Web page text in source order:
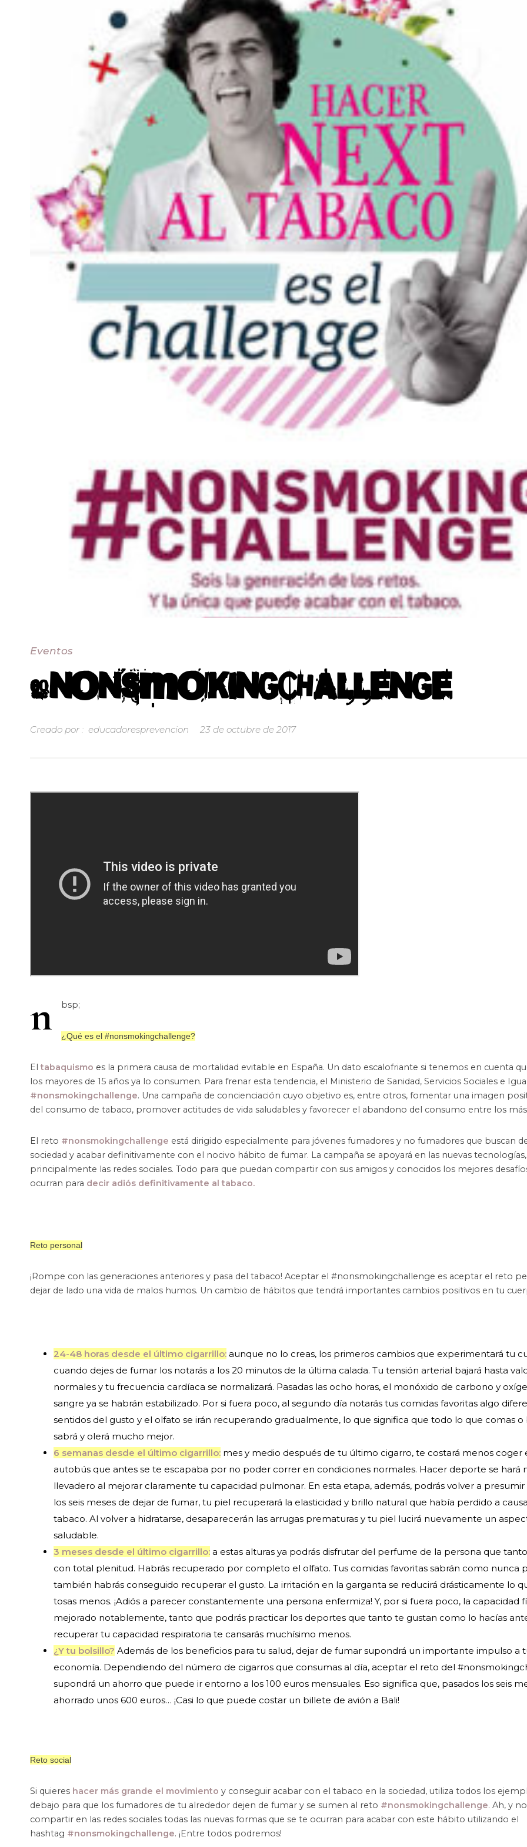
Eventos
#NONSMOKINGCHALLENGE
Creado por : educadoresprevencion 23 de octubre de 2017
n bsp;
¿Qué es el #nonsmokingchallenge?
Eltabaquismo es la primera causa de mortalidad evitable en España. Un dato escalofriante si tenemos en cuenta
los mayores de 15 años ya lo consumen. Para frenar esta tendencia, el Ministerio de Sanidad, Servicios Sociales e
#nonsmokingchallenge. Una campaña de concienciación cuyo objetivo es, entre otros, fomentar una imagen
del consumo de tabaco, promover actitudes de vida saludables y favorecer el abandono del consumo entre los
El reto #nonsmokingchallenge está dirigido especialmente para jóvenes fumadores y no fumadores que buscan
sociedad y acabar definitivamente con el nocivo hábito de fumar. La campaña se apoyará en las nuevas tecnologías,
principalmente las redes sociales. Todo para que puedan compartir con sus amigos y conocidos los mejores
ocurran para decir adiós definitivamente al tabaco.
Reto personal
¡Rompe con las generaciones anteriores y pasa del tabaco! Aceptar el #nonsmokingchallenge es aceptar el reto
dejar de lado una vida de malos humos. Un cambio de hábitos que tendrá importantes cambios positivos en tu
24-48 horas desde el último cigarrillo: aunque no lo creas, los primeros cambios que experimentará tu
cuando dejes de fumar los notarás a los 20 minutos de la última calada. Tu tensión arterial bajará hasta
normales y tu frecuencia cardíaca se normalizará. Pasadas las ocho horas, el monóxido de carbono y
sangre ya se habrán estabilizado. Por si fuera poco, al segundo día notarás tus comidas favoritas algo
sentidos del gusto y el olfato se irán recuperando gradualmente, lo que significa que todo lo que comas o
sabrá y olerá mucho mejor.
6 semanas desde el último cigarrillo: mes y medio después de tu último cigarro, te costará menos coger
autobús que antes se te escapaba por no poder correr en condiciones normales. Hacer deporte se hará
llevadero al mejorar claramente tu capacidad pulmonar. En esta etapa, además, podrás volver a presumir
los seis meses de dejar de fumar, tu piel recuperará la elasticidad y brillo natural que había perdido a
tabaco. Al volver a hidratarse, desaparecerán las arrugas prematuras y tu piel lucirá nuevamente un
saludable.
3 meses desde el último cigarrillo: a estas alturas ya podrás disfrutar del perfume de la persona que
con total plenitud. Habrás recuperado por completo el olfato. Tus comidas favoritas sabrán como nunca
también habrás conseguido recuperar el gusto. La irritación en la garganta se reducirá drásticamente lo
tosas menos. ¡Adiós a parecer constantemente una persona enfermiza! Y, por si fuera poco, la capacidad
mejorado notablemente, tanto que podrás practicar los deportes que tanto te gustan como lo hacías
recuperar tu capacidad respiratoria te cansarás muchísimo menos.
¿Y tu bolsillo? Además de los beneficios para tu salud, dejar de fumar supondrá un importante impulso a
economía. Dependiendo del número de cigarros que consumas al día, aceptar el reto del
supondrá un ahorro que puede ir entorno a los 100 euros mensuales. Eso significa que, pasados los seis
ahorrado unos 600 euros… ¡Casi lo que puede costar un billete de avión a Bali!
Reto social
Si quieres hacer más grande el movimiento y conseguir acabar con el tabaco en la sociedad, utiliza todos los
debajo para que los fumadores de tu alrededor dejen de fumar y se sumen al reto #nonsmokingchallenge. Ah, y
compartir en las redes sociales todas las nuevas formas que se te ocurran para acabar con este hábito utilizando el
hashtag #nonsmokingchallenge. ¡Entre todos podremos!